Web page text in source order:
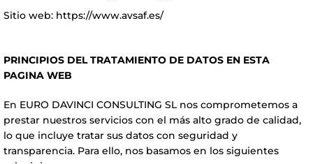
Sitio web: https://www.avsaf.es/
PRINCIPIOS DEL TRATAMIENTO DE DATOS EN ESTA
PAGINA WEB
En EURO DAVINCI CONSULTING SL nos comprometemos a
prestar nuestros servicios con el más alto grado de calidad,
lo que incluye tratar sus datos con seguridad y
transparencia. Para ello, nos basamos en los siguientes